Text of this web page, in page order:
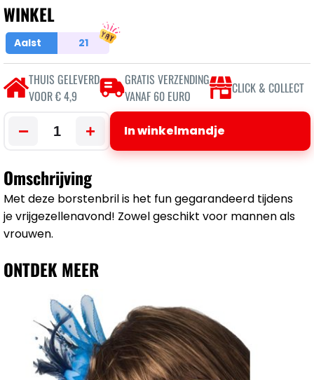
WINKEL
Aalst 21
THUIS GELEVERD
VOOR € 4,9
GRATIS VERZENDING
VANAF 60 EURO
CLICK & COLLECT
− + In winkelmandje
Omschrijving
Met deze borstenbril is het fun gegarandeerd tijdens
je vrijgezellenavond! Zowel geschikt voor mannen als
vrouwen.
ONTDEK MEER